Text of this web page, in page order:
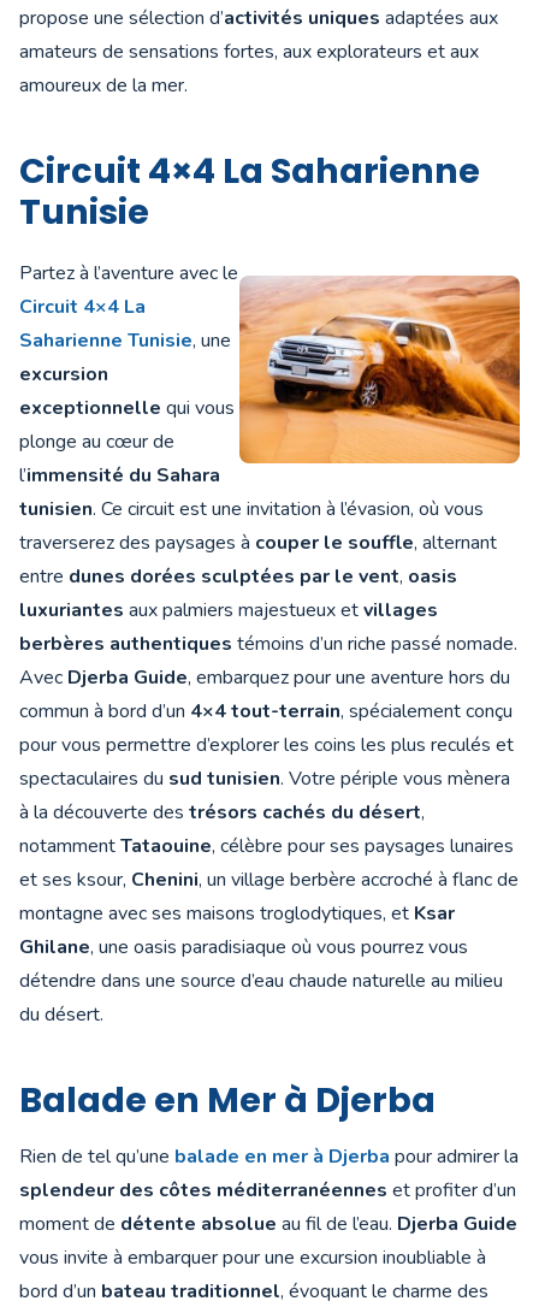
propose une sélection d’activités uniques adaptées aux
amateurs de sensations fortes, aux explorateurs et aux
amoureux de la mer.
Circuit 4×4 La Saharienne
Tunisie
Partez à l’aventure avec le
Circuit 4×4 La
Saharienne Tunisie, une
excursion
exceptionnelle qui vous
plonge au cœur de
l’immensité du Sahara
tunisien. Ce circuit est une invitation à l’évasion, où vous
traverserez des paysages à couper le souffle, alternant
entre dunes dorées sculptées par le vent, oasis
luxuriantes aux palmiers majestueux etvillages
berbères authentiques témoins d’un riche passé nomade.
Avec Djerba Guide, embarquez pour une aventure hors du
commun à bord d’un 4×4 tout-terrain, spécialement conçu
pour vous permettre d’explorer les coins les plus reculés et
spectaculaires du sud tunisien. Votre périple vous mènera
à la découverte des trésors cachés du désert,
notammentTataouine, célèbre pour ses paysages lunaires
et ses ksour, Chenini, un village berbère accroché à flanc de
montagne avec ses maisons troglodytiques, et Ksar
Ghilane, une oasis paradisiaque où vous pourrez vous
détendre dans une source d’eau chaude naturelle au milieu
du désert.
Balade en Mer à Djerba
Rien de tel qu’une balade en mer à Djerba pour admirer la
splendeur des côtes méditerranéennes et profiter d’un
moment de détente absolue au fil de l’eau. Djerba Guide
vous invite à embarquer pour une excursion inoubliable à
bord d’un bateau traditionnel, évoquant le charme des